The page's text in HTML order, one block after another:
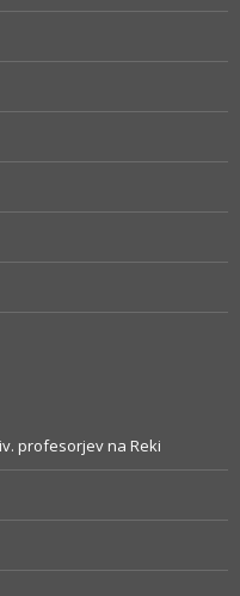
profesorjev na Reki